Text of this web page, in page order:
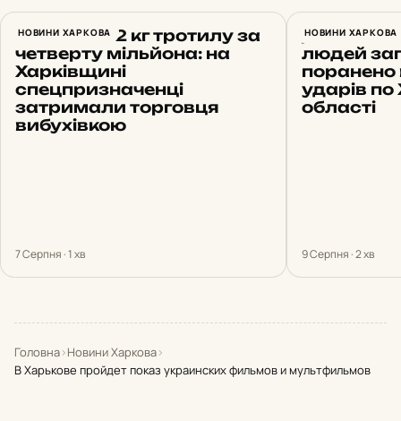
НОВИНИ ХАРКОВА
Продав 172 кг тротилу за
четверту мільйона: на
Харківщині
спецпризначенці
затримали торговця
вибухівкою
7 Серпня · 1 хв
НОВИНИ ХАРКОВА
Доба на
людей
поранено
ударів по
області
9 Серпня · 2 хв
Головна›Новини Харкова›
В Харькове пройдет показ украинских фильмов и мультфильмов